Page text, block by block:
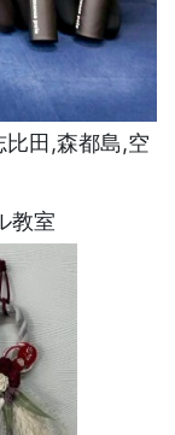
田 ,森都島,空
教室